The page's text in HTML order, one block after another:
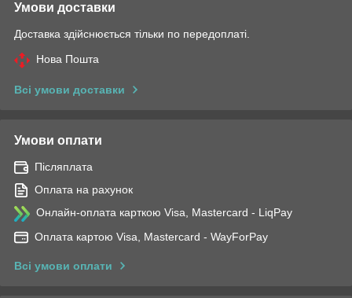
Умови доставки
Доставка здійснюється тільки по передоплаті.
Нова Пошта
Всі умови доставки
Умови оплати
Післяплата
Оплата на рахунок
Онлайн-оплата карткою Visa, Mastercard - LiqPay
Оплата картою Visa, Mastercard - WayForPay
Всі умови оплати